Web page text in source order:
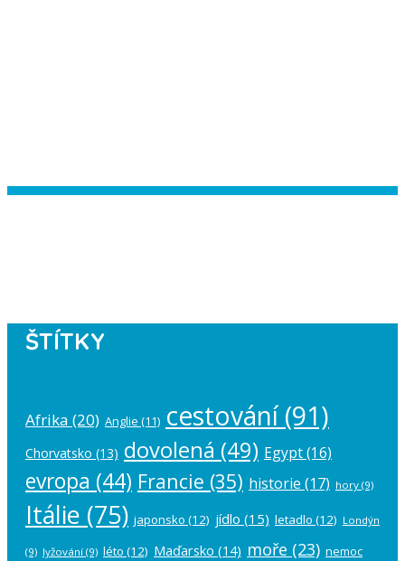
ŠTÍTKY
Afrika (20) Anglie (11) cestování(91)
Chorvatsko (13) dovolená (49) Egypt(16)
evropa (44) Francie (35) historie (17) hory (9)
Itálie (75) japonsko (12) jídlo (15) letadlo (12) Londýn
(9) lyžování (9) léto (12) Maďarsko (14) moře (23) nemoc